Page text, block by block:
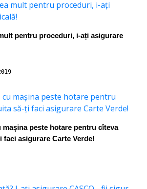
pentru proceduri, i-ați asigurare
mașina peste hotare pentru cîteva
faci asigurare Carte Verde!